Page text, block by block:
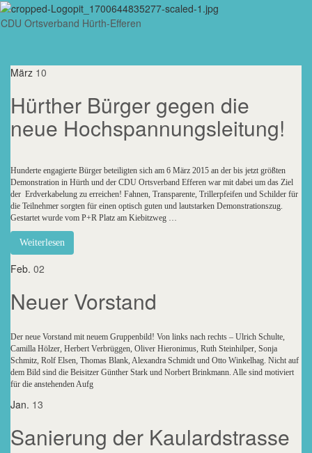
CDU Ortsverband Hürth-Efferen
März 10
Hürther Bürger gegen die
neue Hochspannungsleitung!
Hunderte engagierte Bürger beteiligten sich am 6 März 2015 an der bis jetzt größten
Demonstration in Hürth und der CDU Ortsverband Efferen war mit dabei um das Ziel
der Erdverkabelung zu erreichen! Fahnen, Transparente, Trillerpfeifen und Schilder für
die Teilnehmer sorgten für einen optisch guten und lautstarken Demonstrationszug.
Gestartet wurde vom P+R Platz am Kiebitzweg …
Weiterlesen
Feb. 02
Neuer Vorstand
Der neue Vorstand mit neuem Gruppenbild! Von links nach rechts – Ulrich Schulte,
Camilla Hölzer, Herbert Verbrüggen, Oliver Hieronimus, Ruth Steinhilper, Sonja
Schmitz, Rolf Elsen, Thomas Blank, Alexandra Schmidt und Otto Winkelhag. Nicht auf
dem Bild sind die Beisitzer Günther Stark und Norbert Brinkmann. Alle sind motiviert
für die anstehenden Aufg
Jan. 13
Sanierung der Kaulardstrasse